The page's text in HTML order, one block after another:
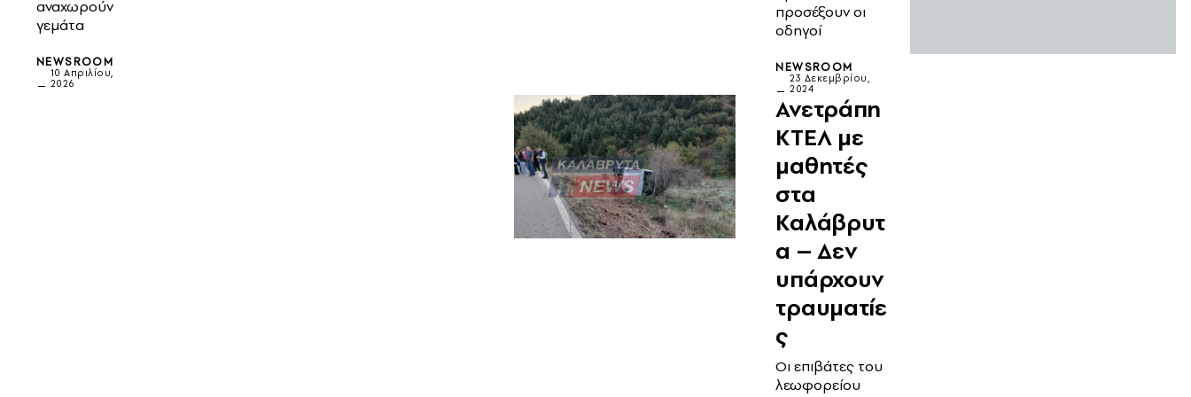
αναχωρούν
γεμάτα
NEWSROOM
10 Απριλίου,
2026
προσέξουν οι
οδηγοί
NEWSROOM
23 Δεκεμβρίου,
2024
Ανετράπη
ΚΤΕΛ με
μαθητές
στα
Καλάβρυτ
α – Δεν
υπάρχουν
τραυματίε
ς
Οι επιβάτες του
λεωφορείου